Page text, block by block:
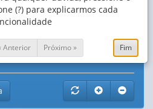
Canais
Saúde do Escolar
escolares com idade de 13 a 17
de importância atribuído à própria
administrativa da escola e
(?) para explicarmos cada
Anterior Próximo » Fim